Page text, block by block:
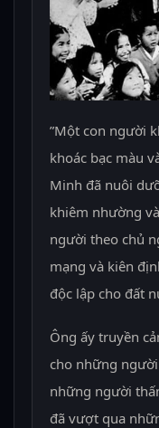
”Một con người
khoác bạc màu
Minh đã nuôi
khiêm nhường
người theo chủ
mạng và kiên
độc lập cho đất
Ông ấy truyền
cho những
những người
đã vượt qua